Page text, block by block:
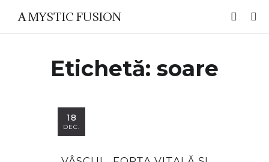
A MYSTIC FUSION
Etichetă: soare
18
DEC.